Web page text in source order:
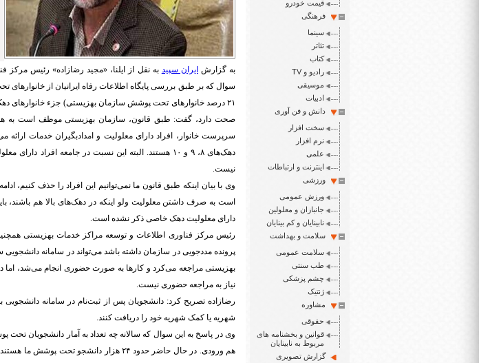
قیمت خودرو
فرهنگی
سینما
تئاتر
کتاب
رادیو و TV
موسیقی
ادبیات
دانش و فن آوری
سخت افزار
نرم افزار
علمی
اینترنت و ارتباطات
ورزشی
ورزش عمومی
جانبازان و معلولین
نابینایان و کم بینایان
سلامت و بهداشت
سلامت عمومی
طب سنتی
چشم پزشکی
ژنتیک
مشاوره
حقوقی
قوانین و بخشنامه های
مربوط به نابینایان
گزارش تصویری
به گزارش ایران سپید به نقل از ایلنا، «مجید رضازاده» رئیس
صحت دارد، گفت: طبق قانون، سازمان بهزیستی موظف است به
دهک‌های ۸، ۹ و ۱۰ هستند. البته این نسبت در جامعه افراد
نیست.
وی با بیان اینکه طبق قانون ما نمی‌توانیم این افراد را حذف
است به صرف داشتن معلولیت ولو اینکه در دهک‌های بالا هم باشند،
دارای معلولیت دهک خاصی ذکر نشده است.
رئیس مرکز فناوری اطلاعات و توسعه مراکز خدمات بهزیستی
پرونده مددجویی در سازمان داشته باشد می‌تواند در سامانه
بهزیستی مراجعه می‌کرد و کارها به صورت حضوری انجام می‌شد، اما
نیاز به مراجعه حضوری نیست.
رضازاده تصریح کرد: دانشجویان پس از ثبت‌نام در سامانه
شهریه یا کمک شهریه خود را دریافت کنند.
وی در پاسخ به این سوال که سالانه چه تعداد به آمار دانشجویان